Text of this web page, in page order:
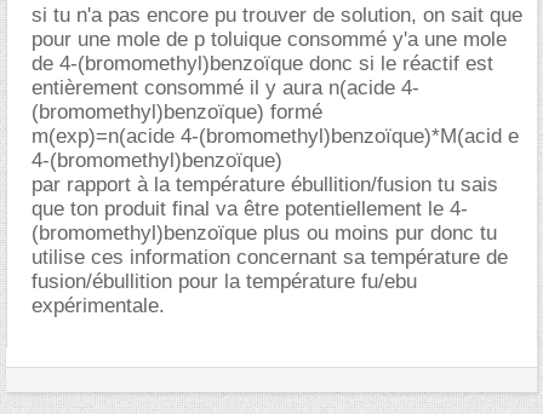
si tu n'a pas encore pu trouver de solution, on sait que
pour une mole de p toluique consommé y'a une mole
de 4-(bromomethyl)benzoïque donc si le réactif est
entièrement consommé il y aura n(acide 4-
(bromomethyl)benzoïque) formé
m(exp)=n(acide 4-(bromomethyl)benzoïque)*M(acid e
4-(bromomethyl)benzoïque)
par rapport à la température ébullition/fusion tu sais
que ton produit final va être potentiellement le 4-
(bromomethyl)benzoïque plus ou moins pur donc tu
utilise ces information concernant sa température de
fusion/ébullition pour la température fu/ebu
expérimentale.